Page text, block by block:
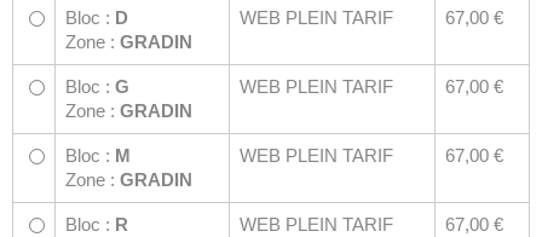
Bloc : D
Zone : GRADIN
WEB PLEIN TARIF 67,00 €
Bloc : G
Zone : GRADIN
WEB PLEIN TARIF 67,00 €
Bloc : M
Zone : GRADIN
WEB PLEIN TARIF 67,00 €
Bloc : R
WEB PLEIN TARIF 67,00 €